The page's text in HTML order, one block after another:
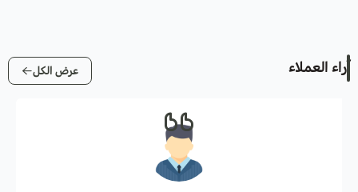
آراء العملاء عرض الكل